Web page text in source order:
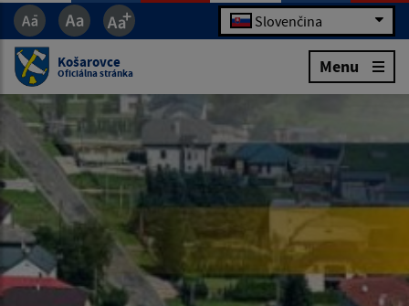
Slovenčina
Košarovce
Oficiálna stránka Menu